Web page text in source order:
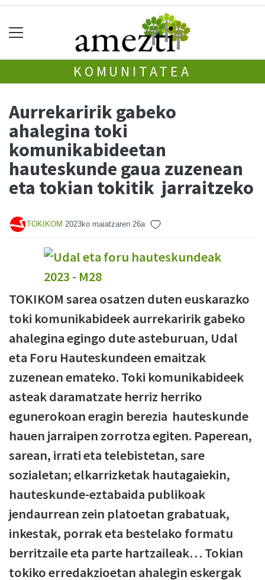
KOMUNITATEA
Aurrekaririk gabeko
ahalegina toki
komunikabideetan
hauteskunde gaua zuzenean
eta tokian tokitik jarraitzeko
TOKIKOM 2023ko maiatzaren 26a
TOKIKOM sarea osatzen duten euskarazko
toki komunikabideek aurrekaririk gabeko
ahalegina egingo dute asteburuan, Udal
eta Foru Hauteskundeen emaitzak
zuzenean emateko. Toki komunikabideek
asteak daramatzate herriz herriko
egunerokoan eragin berezia hauteskunde
hauen jarraipen zorrotza egiten. Paperean,
sarean, irrati eta telebistetan, sare
sozialetan; elkarrizketak hautagaiekin,
hauteskunde-eztabaida publikoak
jendaurrean zein platoetan grabatuak,
inkestak, porrak eta bestelako formatu
berritzaile eta parte hartzaileak… Tokian
tokiko erredakzioetan ahalegin eskergak